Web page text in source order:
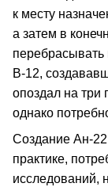
к месту
а затем в
перебрасывать
В‑12,
опоздал на три
однако
Создание
практике,
исследований,